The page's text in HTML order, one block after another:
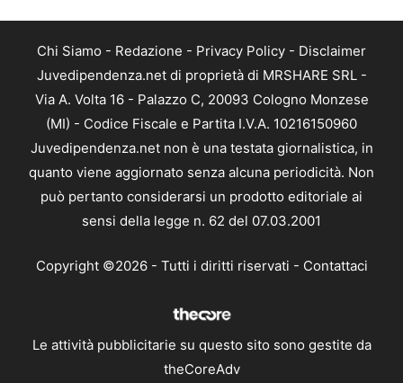
Chi Siamo - Redazione - Privacy Policy - Disclaimer
Juvedipendenza.net di proprietà di MRSHARE SRL -
Via A. Volta 16 - Palazzo C, 20093 Cologno Monzese
(MI) - Codice Fiscale e Partita I.V.A. 10216150960
Juvedipendenza.net non è una testata giornalistica, in
quanto viene aggiornato senza alcuna periodicità. Non
può pertanto considerarsi un prodotto editoriale ai
sensi della legge n. 62 del 07.03.2001
Copyright ©2026 - Tutti i diritti riservati - Contattaci
Le attività pubblicitarie su questo sito sono gestite da
theCoreAdv